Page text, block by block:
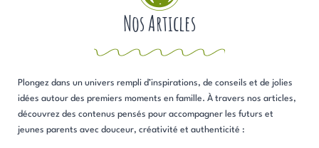
Nos Articles
Plongez dans un univers rempli d’inspirations, de conseils et de jolies
idées autour des premiers moments en famille. À travers nos articles,
découvrez des contenus pensés pour accompagner les futurs et
jeunes parents avec douceur, créativité et authenticité :